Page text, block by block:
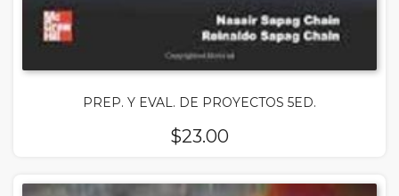
PREP. Y EVAL. DE PROYECTOS 5ED.
$23.00